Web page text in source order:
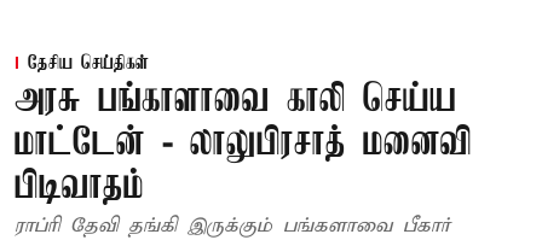
தேசிய செய்திகள்
அரசு பங்காளாவை காலி செய்ய
மாட்டேன் - லாலுபிரசாத் மனைவி
பிடிவாதம்
ராப்ரி தேவி தங்கி இருக்கும் பங்களாவை பீகார்